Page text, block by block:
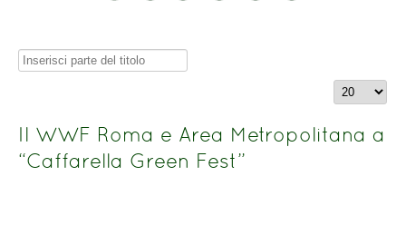
Inserisci
titolo
Visualizza
Il WWF Roma e Area Metropolitana a
“Caffarella Green Fest”